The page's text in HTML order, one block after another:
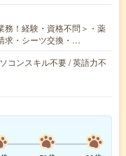
務！経験・資格不問＞・薬
求・シーツ交換・…
コンスキル不要 / 英語力不